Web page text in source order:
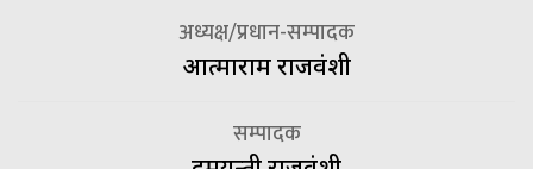
अध्यक्ष/प्रधान-सम्पादक
आत्माराम राजवंशी
सम्पादक